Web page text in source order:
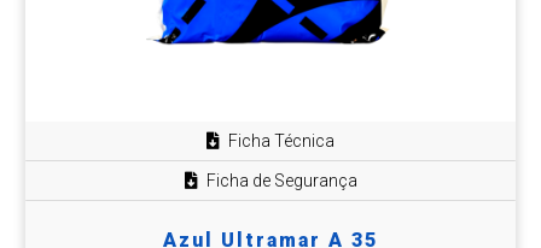
Ficha Técnica
Ficha de Segurança
Azul Ultramar A 35